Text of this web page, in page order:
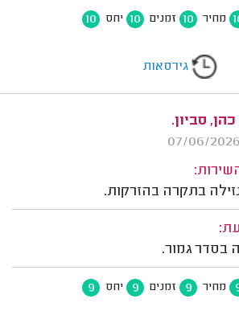
מחיר 10 זמנים 10 יחס 10
גירסאות
סביון.
בתקרה בהזרקות.
בסדר גמור.
מחיר 9 זמנים 9 יחס 9